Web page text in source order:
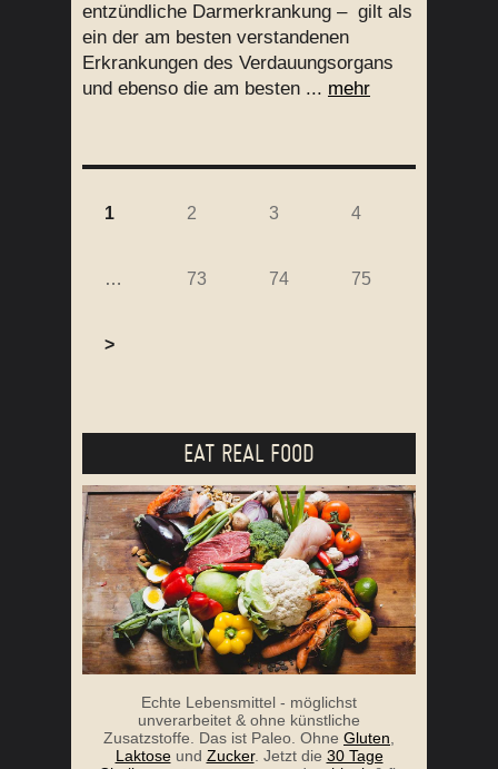
entzündliche Darmerkrankung – gilt als
ein der am besten verstandenen
Erkrankungen des Verdauungsorgans
und ebenso die am besten ... mehr
1 2 3 4
… 73 74 75
>
EAT REAL FOOD
Echte Lebensmittel - möglichst
unverarbeitet & ohne künstliche
Zusatzstoffe. Das ist Paleo. Ohne Gluten
Laktoseund Zucker. Jetzt die 30 Tage